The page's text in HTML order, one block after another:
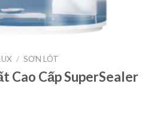
/ SƠN LÓT
Cao Cấp SuperSealer